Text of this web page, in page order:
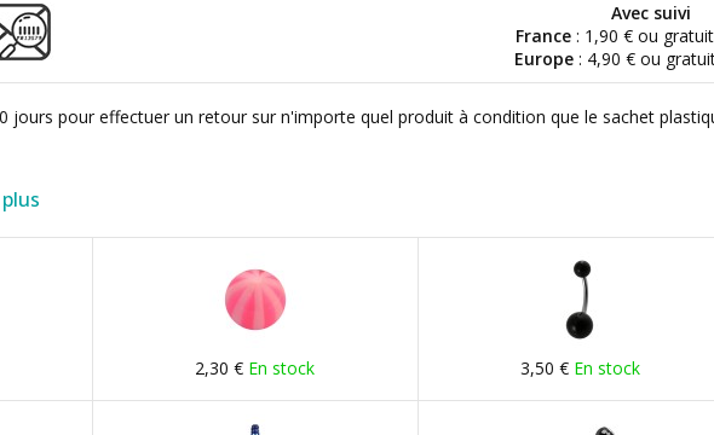
Avec suivi
France : 1,90 € ou
Europe: 4,90 € ou
jours pour effectuer un retour sur n'importe quel produit à condition que le sachet
2,30 € En stock 3,50 € En stock